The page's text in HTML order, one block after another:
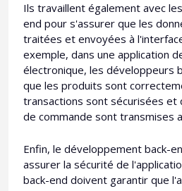
Ils travaillent également avec
end pour s'assurer que les
traitées et envoyées à
exemple, dans une application
électronique, les développeurs
que les produits sont
transactions sont sécurisées et
de commande sont transmises
Enfin, le développement back-
assurer la sécurité de
back-end doivent garantir que